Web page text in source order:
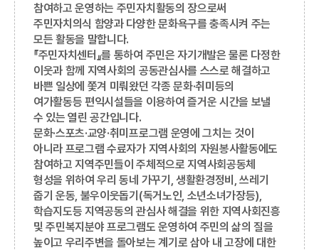
참여하고 운영하는 주민자치활동의 장으로써
주민자치의식 함양과 다양한 문화욕구를 충족시켜 주는
모든 활동을 말합니다.
『주민자치센터』를 통하여 주민은 자기개발은 물론 다정한
이웃과 함께 지역사회의 공동관심사를 스스로 해결하고
바쁜 일상에 쫓겨 미뤄왔던 각종 문화·취미등의
여가활동등 편익시설들을 이용하여 즐거운 시간을 보낼
수 있는 열린 공간입니다.
문화·스포츠·교양·취미프로그램 운영에 그치는 것이
아니라 프로그램 수료자가 지역사회의 자원봉사활동에도
참여하고 지역주민들이 주체적으로 지역사회공동체
형성을 위하여 우리 동네 가꾸기, 생활환경정비, 쓰레기
줍기 운동, 불우이웃돕기(독거노인, 소년소녀가장등),
학습지도등 지역공동의 관심사 해결을 위한 지역사회진흥
및 주민복지분야 프로그램도 운영하여 주민의 삶의 질을
높이고 우리주변을 돌아보는 계기로 삼아 내 고장에 대한